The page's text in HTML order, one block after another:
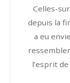
Celles-
depuis la
a eu
l’esprit